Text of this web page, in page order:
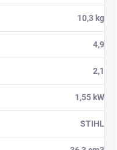
10,3 kg
4,9
2,1
1,55 kW
STIHL